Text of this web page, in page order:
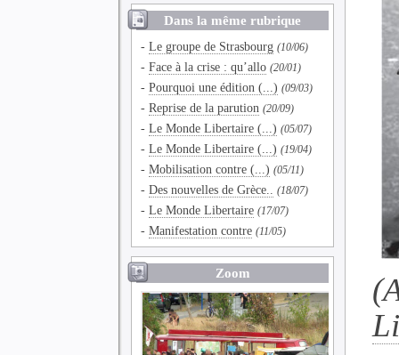
Dans la même rubrique
-Le groupe de Strasbourg (10/06)
-Face à la crise : qu’allo (20/01)
-Pourquoi une édition (...) (09/03)
-Reprise de la parution (20/09)
-Le Monde Libertaire (...) (05/07)
-Le Monde Libertaire (...) (19/04)
-Mobilisation contre (...) (05/11)
-Des nouvelles de Grèce.. (18/07)
-Le Monde Libertaire (17/07)
-Manifestation contre (11/05)
Zoom